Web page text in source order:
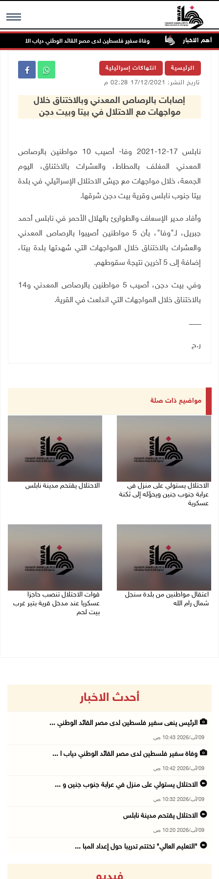
MENU أهم الاخبار
عسكرية وفاة سفير فلسطين لدى مصر القائد الوطني دياب اللوح
الرئيسية انتهاكات إسرائيلية
تاريخ النشر: 17/12/2021 02:28 م
إصابات بالرصاص المعدني وبالاختناق خلال
مواجهات مع الاحتلال في بيتا وبيت دجن
نابلس 17-12-2021 وفا- أصيب 10 مواطنين بالرصاص
المعدني المغلف بالمطاط، والعشرات بالاختناق، اليوم
الجمعة، خلال مواجهات مع جيش الاحتلال الإسرائيلي في بلدة
بيتا جنوب نابلس وقرية بيت دجن شرقها.
وأفاد مدير الإسعاف والطوارئ بالهلال الأحمر في نابلس أحمد
جبريل، لـ"وفا"، بأن 5 مواطنين أصيبوا بالرصاص المعدني
والعشرات بالاختناق خلال المواجهات التي شهدتها بلدة بيتا،
إضافة إلى 5 آخرين نتيجة سقوطهم.
وفي بيت دجن، أصيب 5 مواطنين بالرصاص المعدني و14
بالاختناق خلال المواجهات التي اندلعت في القرية.
ــــــــــــ
ر.ح
مواضيع ذات صلة
الاحتلال يستولي على منزل في
عرابة جنوب جنين ويحوّله إلى ثكنة
عسكرية
الاحتلال يقتحم مدينة نابلس
اعتقال مواطنين من بلدة سنجل
شمال رام الله
قوات الاحتلال تنصب حاجزا
عسكريا عند مدخل قرية بتير غرب
بيت لحم
أحدث الاخبار
الرئيس ينعى سفير فلسطين لدى مصر القائد الوطني ...
09/آب/2026 10:43 ص
وفاة سفير فلسطين لدى مصر القائد الوطني دياب ا ...
09/آب/2026 10:42 ص
الاحتلال يستولي على منزل في عرابة جنوب جنين و ...
09/آب/2026 10:32 ص
الاحتلال يقتحم مدينة نابلس
09/آب/2026 10:20 ص
"التعليم العالي" تختتم تدريبا حول إعداد المبا ...